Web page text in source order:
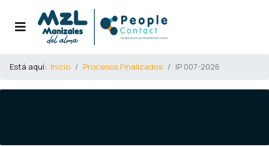
Está aquí: Inicio Procesos Finalizados IP 007-2026